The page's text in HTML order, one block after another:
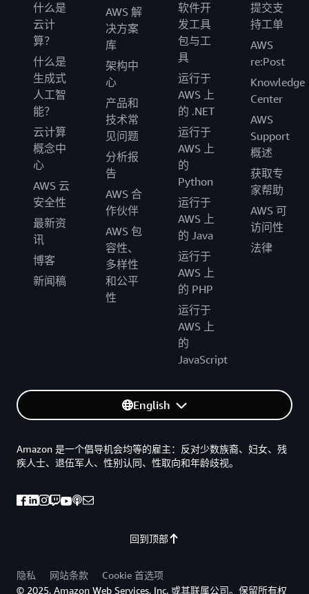
什么是
云计
算？
什么是
生成式
人工智
能？
云计算
概念中
心
AWS 云
安全性
最新资
讯
博客
新闻稿
AWS 解
决方案
库
架构中
心
产品和
技术常
见问题
分析报
告
AWS 合
作伙伴
AWS 包
容性、
多样性
和公平
性
软件开
发工具
包与工
具
运行于
AWS 上
的 .NET
运行于
AWS 上
的
Python
运行于
AWS 上
的 Java
运行于
AWS 上
的 PHP
运行于
AWS 上
的
JavaScript
提交支
持工单
AWS
re:Post
Knowledge
Center
AWS
Support
概述
获取专
家帮助
AWS 可
访问性
法律
English
回到顶部
Amazon 是一个倡导机会均等的雇主：反对少数族裔、妇女、残
疾人士、退伍军人、性别认同、性取向和年龄歧视。
隐私 网站条款
Cookie 首选项
© 2025, Amazon Web Services, Inc. 或其联属公司。保留所有权